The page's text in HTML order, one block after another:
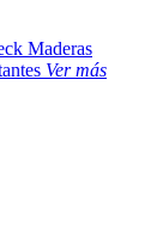
Maderas
Ver más